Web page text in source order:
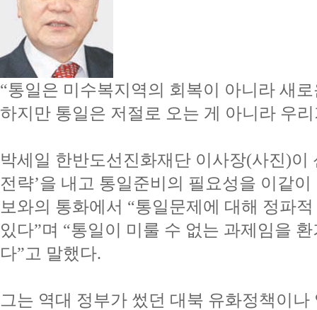
“통일은 미수복지역의 회복이 아니라 새
하지만 통일은 저절로 오는 게 아니라 우
박세일 한반도선진화재단 이사장(사진)이
전략’을 내고 통일준비의 필요성을 이같
보와의 통화에서 “통일문제에 대해 정파
있다”며 “통일이 미룰 수 없는 과제임을
다”고 말했다.
그는 역대 정부가 썼던 대북 유화정책이나